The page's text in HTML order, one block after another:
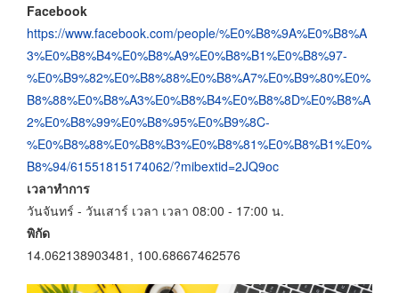
Facebook
https://www.facebook.com/people/%E0%B8%9A%E0%B8%A
3%E0%B8%B4%E0%B8%A9%E0%B8%B1%E0%B8%97-
%E0%B9%82%E0%B8%88%E0%B8%A7%E0%B9%80%E0%
B8%88%E0%B8%A3%E0%B8%B4%E0%B8%8D%E0%B8%A
2%E0%B8%99%E0%B8%95%E0%B9%8C-
%E0%B8%88%E0%B8%B3%E0%B8%81%E0%B8%B1%E0%
B8%94/61551815174062/?mibextid=2JQ9oc
เวลาทำการ
วันจันทร์ - วันเสาร์ เวลา เวลา 08:00 - 17:00 น.
พิกัด
14.062138903481, 100.68667462576